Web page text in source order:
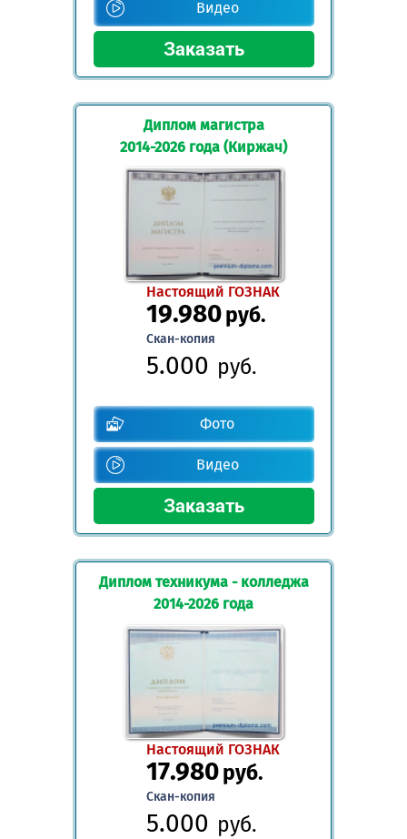
Видео
Диплом магистра
2014-2026 года (Киржач)
Настоящий ГОЗНАК
19.980руб.
Скан-копия
5.000 руб.
Фото
Видео
Диплом техникума - колледжа
2014-2026 года
Настоящий ГОЗНАК
17.980руб.
Скан-копия
5.000 руб.